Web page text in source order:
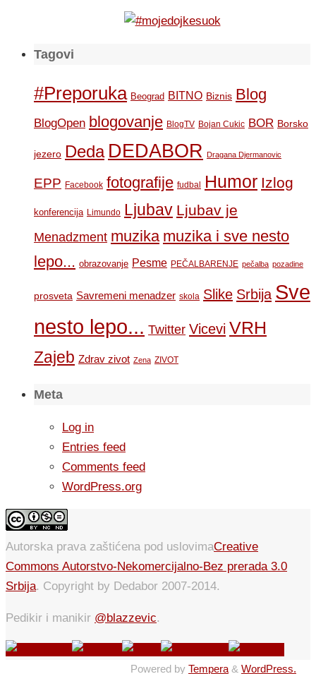
Tagovi
#Preporuka Beograd BITNO Biznis Blog
BlogOpen blogovanje BlogTV Bojan Cukic BOR Borsko
jezero Deda DEDABOR Dragana Djermanovic
EPP Facebook fotografije fudbal Humor Izlog
konferencija Limundo Ljubav Ljubav je
Menadzment muzika muzika i sve nesto
lepo... obrazovanje Pesme PEČALBARENJE pečalba pozadine
prosveta Savremeni menadzer skola Slike Srbija Sve
nesto lepo... Twitter Vicevi VRH
Zajeb Zdrav zivot Zena ZIVOT
Meta
Log in
Entries feed
Comments feed
WordPress.org
Autorska prava zaštićena pod uslovimaCreative
Commons Autorstvo-Nekomercijalno-Bez prerada 3.0
Srbija. Copyright by Dedabor 2007-2014.
Pedikir i manikir @blazzevic.
Powered by Tempera & WordPress.